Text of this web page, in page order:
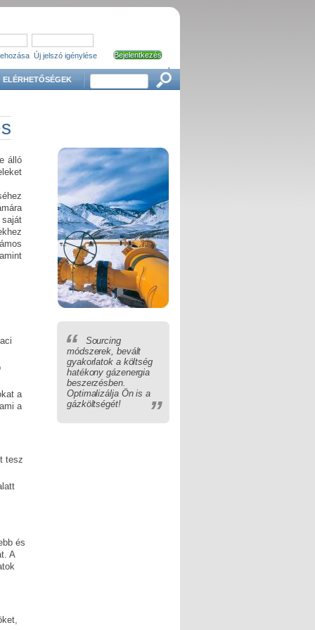
Új jelszó igénylése
'
ELÉRHETŐSÉGEK
Keresés
álló
saját
a
a
tesz
és
A
“
Sourcing
módszerek, bevált
gyakorlatok a költség
hatékony gázenergia
beszerzésben.
Optimalizálja Ön is a
gázköltségét!
”